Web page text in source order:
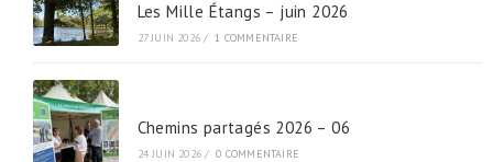
Les Mille Étangs – juin 2026
27 JUIN 2026 / 1 COMMENTAIRE
Chemins partagés 2026 – 06
24 JUIN 2026 / 0 COMMENTAIRE